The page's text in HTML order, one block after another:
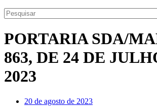
PORTARIA SDA/
863, DE 24 DE
2023
20 de agosto de 2023